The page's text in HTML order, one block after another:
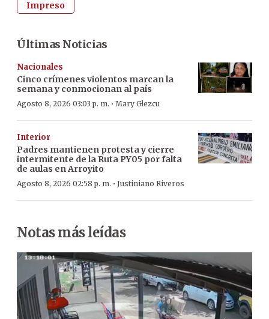
Impreso
Últimas Noticias
Nacionales
Cinco crímenes violentos marcan la
semana y conmocionan al país
Agosto 8, 2026 03:03 p. m. · Mary Glezcu
Interior
Padres mantienen protesta y cierre
intermitente de la Ruta PY05 por falta
de aulas en Arroyito
Agosto 8, 2026 02:58 p. m. · Justiniano Riveros
Notas más leídas